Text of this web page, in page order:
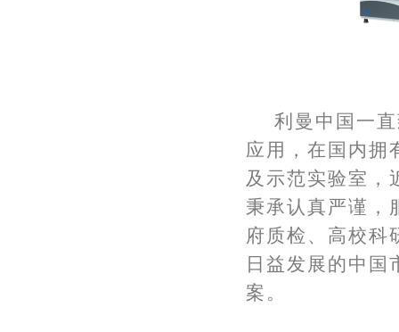
利曼中国一
应用，在国内拥
及示范实验室，
秉承认真严谨，
府质检、高校科
日益发展的中国
案。